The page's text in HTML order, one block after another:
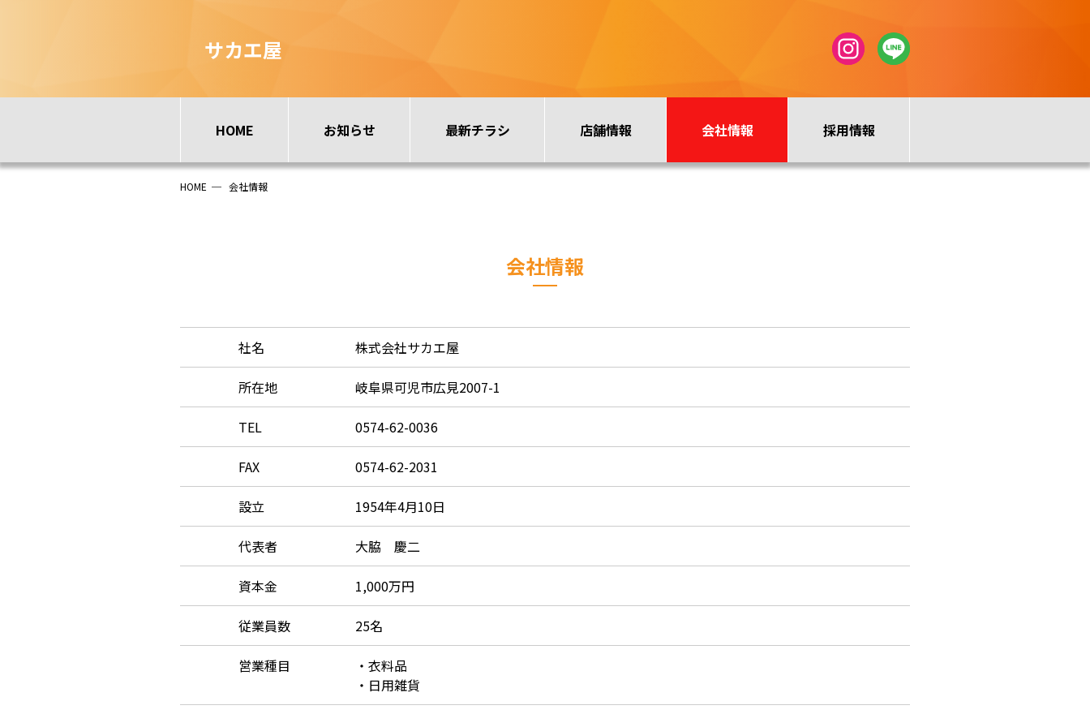
サカエ屋
HOME お知らせ 最新チラシ 店舗情報 会社情報 採用情報
HOME ─ 会社情報
会社情報
社名 株式会社サカエ屋
所在地 岐阜県可児市広見2007-1
TEL 0574-62-0036
FAX 0574-62-2031
設立 1954年4月10日
代表者 大脇 慶二
資本金 1,000万円
従業員数 25名
営業種目
・衣料品
・日用雑貨